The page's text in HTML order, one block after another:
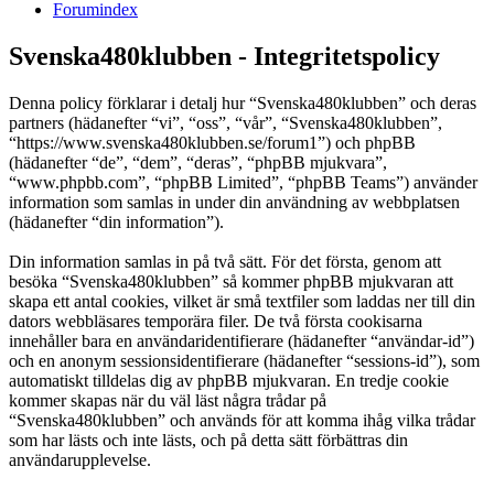
Forumindex
Svenska480klubben - Integritetspolicy
Denna policy förklarar i detalj hur “Svenska480klubben” och deras
partners (hädanefter “vi”, “oss”, “vår”, “Svenska480klubben”,
“https://www.svenska480klubben.se/forum1”) och phpBB
(hädanefter “de”, “dem”, “deras”, “phpBB mjukvara”,
“www.phpbb.com”, “phpBB Limited”, “phpBB Teams”) använder
information som samlas in under din användning av webbplatsen
(hädanefter “din information”).
Din information samlas in på två sätt. För det första, genom att
besöka “Svenska480klubben” så kommer phpBB mjukvaran att
skapa ett antal cookies, vilket är små textfiler som laddas ner till din
dators webbläsares temporära filer. De två första cookisarna
innehåller bara en användaridentifierare (hädanefter “användar-id”)
och en anonym sessionsidentifierare (hädanefter “sessions-id”), som
automatiskt tilldelas dig av phpBB mjukvaran. En tredje cookie
kommer skapas när du väl läst några trådar på
“Svenska480klubben” och används för att komma ihåg vilka trådar
som har lästs och inte lästs, och på detta sätt förbättras din
användarupplevelse.